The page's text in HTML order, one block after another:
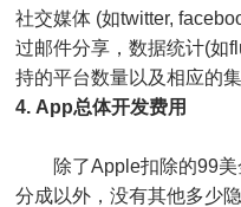
社交媒体 (如twitter,
过邮件分享，数据统计(如
持的平台数量以及相应的
4. App总体开发费用
除了Apple扣除的99美
分成以外，没有其他多少